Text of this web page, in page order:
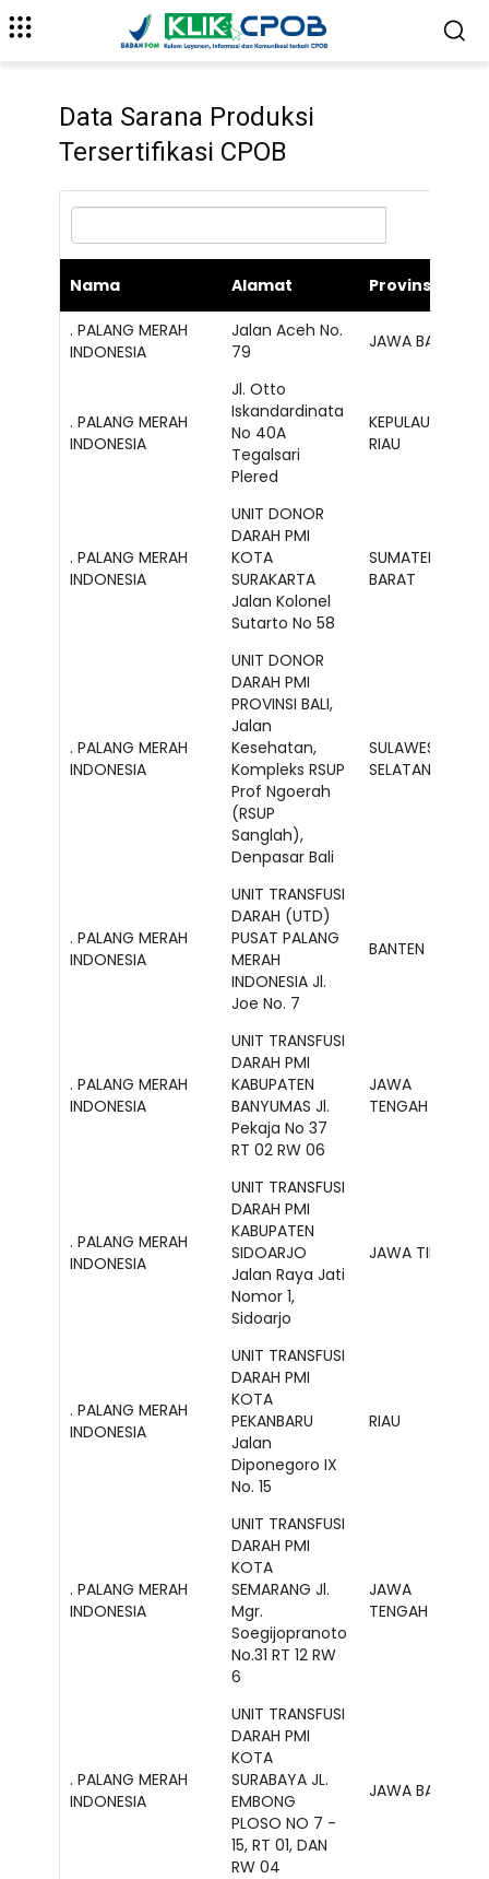
Data Sarana Produksi
Tersertifikasi CPOB
Nama Alamat Provinsi
. PALANG MERAH
INDONESIA
Jalan Aceh No.
79
JAWA BARAT
. PALANG MERAH
INDONESIA
Jl. Otto
Iskandardinata
No 40A
Tegalsari
Plered
KEPULAUAN
RIAU
. PALANG MERAH
INDONESIA
UNIT DONOR
DARAH PMI
KOTA
SURAKARTA
Jalan Kolonel
Sutarto No 58
SUMATERA
BARAT
. PALANG MERAH
INDONESIA
UNIT DONOR
DARAH PMI
PROVINSI BALI,
Jalan
Kesehatan,
Kompleks RSUP
Prof Ngoerah
(RSUP
Sanglah),
Denpasar Bali
SULAWESI
SELATAN
. PALANG MERAH
INDONESIA
UNIT TRANSFUSI
DARAH (UTD)
PUSAT PALANG
MERAH
INDONESIA Jl.
Joe No. 7
BANTEN
. PALANG MERAH
INDONESIA
UNIT TRANSFUSI
DARAH PMI
KABUPATEN
BANYUMAS Jl.
Pekaja No 37
RT 02 RW 06
JAWA
TENGAH
. PALANG MERAH
INDONESIA
UNIT TRANSFUSI
DARAH PMI
KABUPATEN
SIDOARJO
Jalan Raya Jati
Nomor 1,
Sidoarjo
JAWA TIMUR
. PALANG MERAH
INDONESIA
UNIT TRANSFUSI
DARAH PMI
KOTA
PEKANBARU
Jalan
Diponegoro IX
No. 15
RIAU
. PALANG MERAH
INDONESIA
UNIT TRANSFUSI
DARAH PMI
KOTA
SEMARANG Jl.
Mgr.
Soegijopranoto
No.31 RT 12 RW
6
JAWA
TENGAH
. PALANG MERAH
INDONESIA
UNIT TRANSFUSI
DARAH PMI
KOTA
SURABAYA JL.
EMBONG
PLOSO NO 7 -
15, RT 01, DAN
RW 04
JAWA BARAT